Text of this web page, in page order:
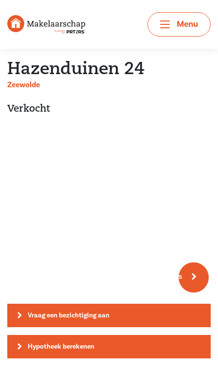
Menu
Hazenduinen 24
Zeewolde
Verkocht
Meer fotos
Vraag een bezichtiging aan
Hypotheek berekenen